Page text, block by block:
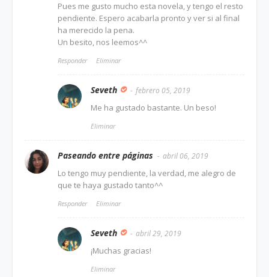
Pues me gusto mucho esta novela, y tengo el resto
pendiente. Espero acabarla pronto y ver si al final
ha merecido la pena.
Un besito, nos leemos^^
Responder Eliminar
Seveth febrero 05, 2019
Me ha gustado bastante. Un beso!
Eliminar
Paseando entre páginas abril 06, 2019
Lo tengo muy pendiente, la verdad, me alegro de
que te haya gustado tanto^^
Responder Eliminar
Seveth abril 29, 2019
¡Muchas gracias!
Eliminar